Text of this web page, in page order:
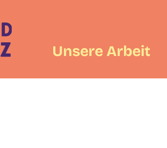
Unsere Arbeit